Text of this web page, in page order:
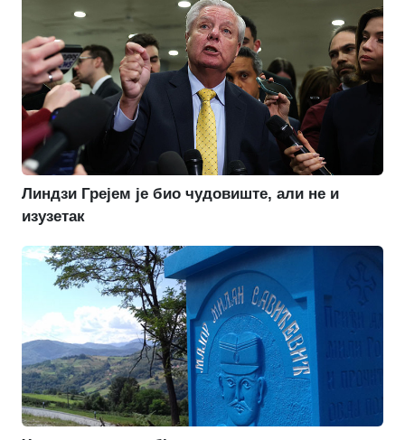
Линдзи Грејем је био чудовиште, али не и
изузетак